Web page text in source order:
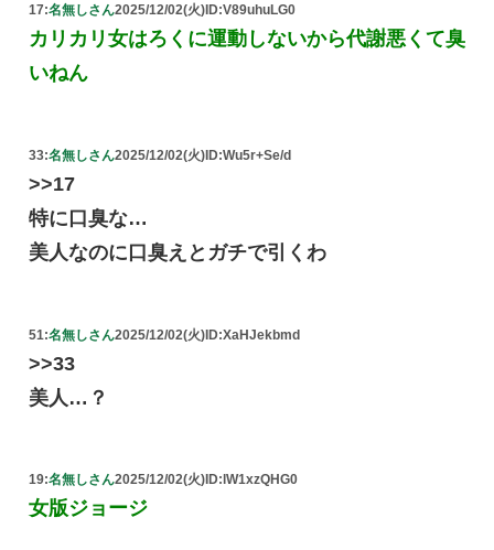
17:名無しさん2025/12/02(火) ID:V89uhuLG0
カリカリ女はろくに運動しないから代謝悪くて臭
いねん
33:名無しさん2025/12/02(火)ID:Wu5r+Se/d
>>17
特に口臭な…
美人なのに口臭えとガチで引くわ
51:名無しさん2025/12/02(火)ID:XaHJekbmd
>>33
美人…？
19:名無しさん2025/12/02(火) ID:lW1xzQHG0
女版ジョージ